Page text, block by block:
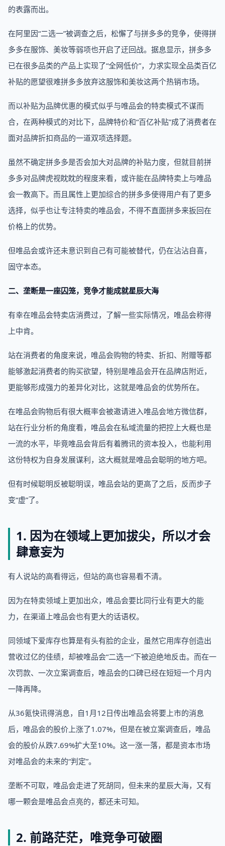
的表露而出。
在阿里因“二选一”被调查之后，松懈了与拼多多的竞争，使得拼
多多在服饰、美妆等弱项也开启了迂回战。据息显示，拼多多
已在很多品类的产品上实现了“全网低价”，力求实现全品类百亿
补贴的愿望很难拼多多放弃这服饰和美妆这两个热销市场。
而以补贴为品牌优惠的模式似乎与唯品会的特卖模式不谋而
合，在两种模式的对比下，品牌特价和“百亿补贴”成了消费者在
面对品牌折扣商品的一道双项选择题。
虽然不确定拼多多是否会加大对品牌的补贴力度，但就目前拼
多多对品牌虎视眈眈的程度来看，或许能在品牌特卖上与唯品
会一教高下。而且属性上更加综合的拼多多使得用户有了更多
选择，似乎也让专注特卖的唯品会，不得不直面拼多来扳回在
价格上的优势。
但唯品会或许还未意识到自己有可能被替代，仍在沾沾自喜，
固守本态。
二、垄断是一座囚笼，竞争才能成就星辰大海
有幸在唯品会特卖店消费过，了解一些实际情况，唯品会称得
上中肯。
站在消费者的角度来说，唯品会购物的特卖、折扣、附赠等都
能够激起消费者的购买欲望，特别是唯品会开在品牌店附近，
更能够形成强力的差异化对比，这就是唯品会的优势所在。
在唯品会购物后有很大概率会被邀请进入唯品会地方微信群，
站在行业分析的角度看，唯品会在私域流量的把控上大概也是
一流的水平，毕竟唯品会背后有着腾讯的资本投入，也能利用
这份特权为自身发展谋利，这大概就是唯品会聪明的地方吧。
但有时候聪明反被聪明误，唯品会站的更高了之后，反而步子
变“虚”了。
1. 因为在领域上更加拔尖，所以才会
肆意妄为
有人说站的高看得远，但站的高也容易看不清。
因为在特卖领域上更加出众，唯品会要比同行业有更大的能
力，在渠道上唯品会也有更大的话语权。
同领域下爱库存也算是有头有脸的企业，虽然它用库存创造出
营收过亿的佳绩，却被唯品会“二选一”下被迫绝地反击。而在一
次罚款、一次立案调查后，唯品会的口碑已经在短短一个月内
一降再降。
从36氪快讯得消息，自1月12日传出唯品会将要上市的消息
后，唯品会的股价上涨了1.07%，但是在被立案调查后，唯品
会的股价从跌7.69%扩大至10%。这一涨一落，都是资本市场
对唯品会的未来的“判定”。
垄断不可取，唯品会走进了死胡同，但未来的星辰大海，又有
哪一颗会是唯品会点亮的，都还未可知。
2. 前路茫茫，唯竞争可破圈